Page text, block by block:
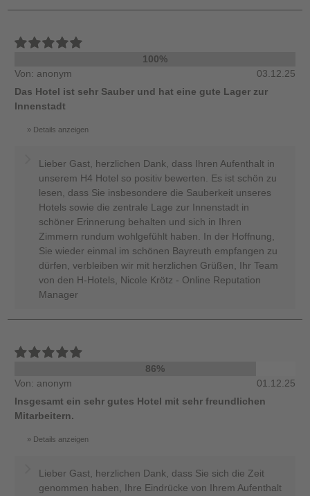
100%
Von: anonym
03.12.25
Das Hotel ist sehr Sauber und hat eine gute Lager zur
Innenstadt
Details anzeigen
Lieber Gast, herzlichen Dank, dass Ihren Aufenthalt in
unserem H4 Hotel so positiv bewerten. Es ist schön zu
lesen, dass Sie insbesondere die Sauberkeit unseres
Hotels sowie die zentrale Lage zur Innenstadt in
schöner Erinnerung behalten und sich in Ihren
Zimmern rundum wohlgefühlt haben. In der Hoffnung,
Sie wieder einmal im schönen Bayreuth empfangen zu
dürfen, verbleiben wir mit herzlichen Grüßen, Ihr Team
von den H-Hotels, Nicole Krötz - Online Reputation
Manager
86%
Von: anonym
01.12.25
Insgesamt ein sehr gutes Hotel mit sehr freundlichen
Mitarbeitern.
Details anzeigen
Lieber Gast, herzlichen Dank, dass Sie sich die Zeit
genommen haben, Ihre Eindrücke von Ihrem Aufenthalt